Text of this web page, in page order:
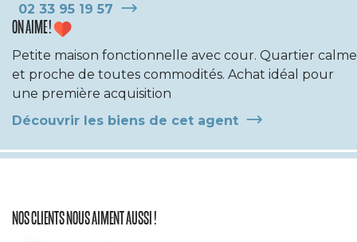
02 33 95 19 57
ON AIME !
Petite maison fonctionnelle avec cour. Quartier calme
et proche de toutes commodités. Achat idéal pour
une première acquisition
Découvrir les biens de cet agent
NOS CLIENTS NOUS AIMENT AUSSI !